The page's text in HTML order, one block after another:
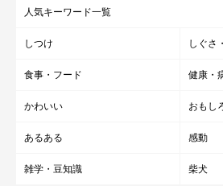
人気キーワード一覧
しつけ しぐさ
食事・フード 健康・
かわいい おもし
あるある 感動
雑学・豆知識 柴犬